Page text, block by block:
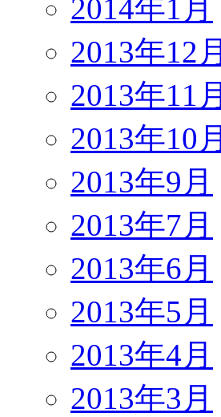
2014年1月
2013年12月
2013年11月
2013年10月
2013年9月
2013年7月
2013年6月
2013年5月
2013年4月
2013年3月